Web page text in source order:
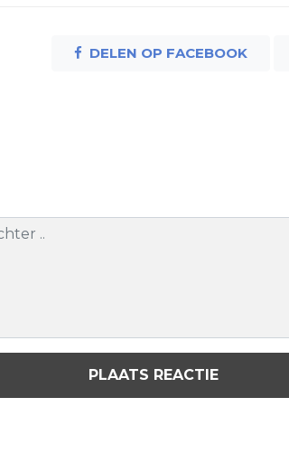
DELEN OP FACEBOOK
PLAATS REACTIE